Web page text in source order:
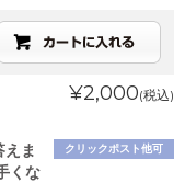
¥2,000(税込)
クリックポスト他可
えま
くな